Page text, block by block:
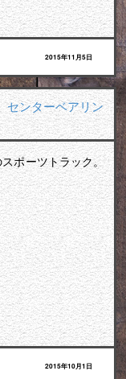
2015年11月5日
ンターベアリン
ポーツトラック。
2015年10月1日